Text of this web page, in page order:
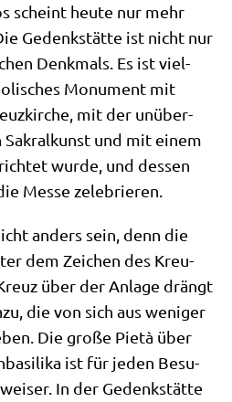
scheint heu­te nur mehr
Gedenk­stät­te ist nicht nur
Denk­mals. Es ist viel­
Monu­ment mit
mit der unüber­
Sakral­kunst und mit einem
wur­de, und des­sen
Mes­se zelebrieren.
anders sein, denn die
dem Zei­chen des Kreu­
über der Anla­ge drängt
die von sich aus weni­ger
Die gro­ße Pie­tà über
ist für jeden Besu­
In der Gedenk­stät­te